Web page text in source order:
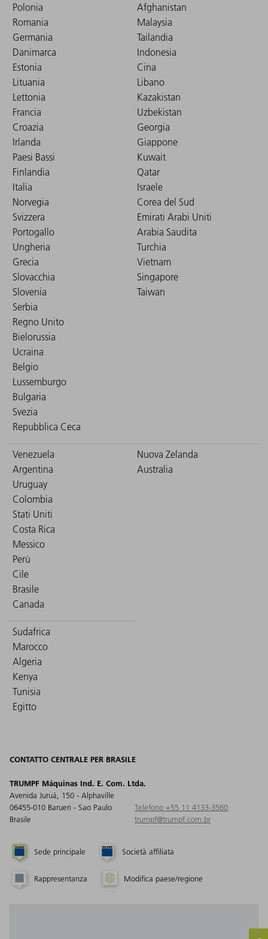
Polonia
Romania
Germania
Danimarca
Estonia
Lituania
Lettonia
Francia
Croazia
Irlanda
Paesi Bassi
Finlandia
Italia
Norvegia
Svizzera
Portogallo
Ungheria
Grecia
Slovacchia
Slovenia
Serbia
Regno Unito
Bielorussia
Ucraina
Belgio
Lussemburgo
Bulgaria
Svezia
Repubblica Ceca
Afghanistan
Malaysia
Tailandia
Indonesia
Cina
Libano
Kazakistan
Uzbekistan
Georgia
Giappone
Kuwait
Qatar
Israele
Corea del Sud
Emirati Arabi Uniti
Arabia Saudita
Turchia
Vietnam
Singapore
Taiwan
Venezuela
Argentina
Uruguay
Colombia
Stati Uniti
Costa Rica
Messico
Perù
Cile
Brasile
Canada
Nuova Zelanda
Australia
Sudafrica
Marocco
Algeria
Kenya
Tunisia
Egitto
CONTATTO CENTRALE PER BRASILE
TRUMPF Máquinas Ind. E. Com. Ltda.
Avenida Juruá, 150 - Alphaville
06455-010 Barueri - Sao Paulo
Brasile
Telefono +55 11 4133-3560
trumpf@trumpf.com.br
Sede principale Società affiliata
Rappresentanza Modifica paese/regione